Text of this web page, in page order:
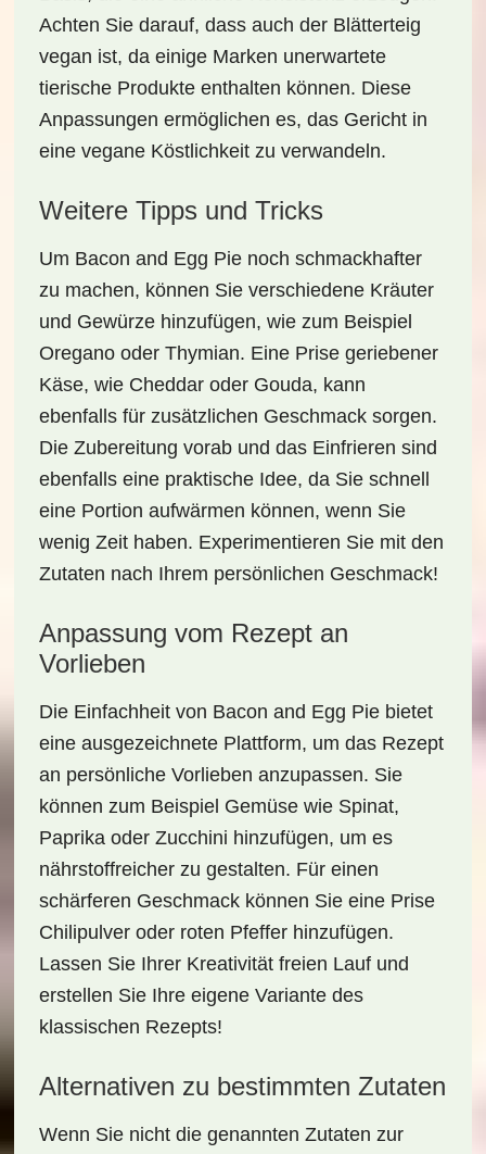
Achten Sie darauf, dass auch der Blätterteig
vegan ist, da einige Marken unerwartete
tierische Produkte enthalten können. Diese
Anpassungen ermöglichen es, das Gericht in
eine vegane Köstlichkeit zu verwandeln.
Weitere Tipps und Tricks
Um Bacon and Egg Pie noch schmackhafter
zu machen, können Sie verschiedene Kräuter
und Gewürzehinzufügen, wie zum Beispiel
Oregano oder Thymian. Eine Prise geriebener
Käse, wie Cheddar oder Gouda, kann
ebenfalls für zusätzlichen Geschmack sorgen.
Die Zubereitung vorab und das Einfrieren sind
ebenfalls eine praktische Idee, da Sie schnell
eine Portion aufwärmen können, wenn Sie
wenig Zeit haben. Experimentieren Sie mit den
Zutaten nach Ihrem persönlichen Geschmack!
Anpassung vom Rezept an
Vorlieben
Die Einfachheit von Bacon and Egg Pie bietet
eine ausgezeichnete Plattform, um das Rezept
an persönliche Vorlieben anzupassen. Sie
können zum Beispiel Gemüse wie Spinat,
Paprika oder Zucchini hinzufügen, um es
nährstoffreicher zu gestalten. Für einen
schärferen Geschmack können Sie eine Prise
Chilipulver oder roten Pfeffer hinzufügen.
Lassen Sie Ihrer Kreativität freien Lauf und
erstellen Sie Ihre eigene Variante des
klassischen Rezepts!
Alternativen zu bestimmten Zutaten
Wenn Sie nicht die genannten Zutaten zur